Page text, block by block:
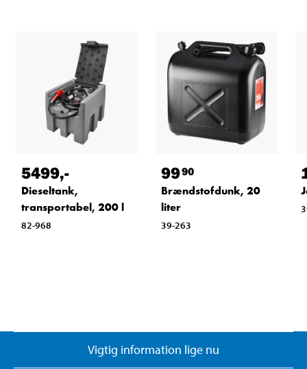
5499,-
Dieseltank,
transportabel, 200 l
82-968
9990
Brændstofdunk, 20
liter
39-263
Vigtig information lige nu